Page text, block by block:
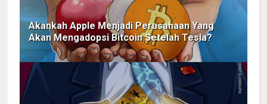
Akankah Apple Menjadi Perusahaan Yang
Akan Mengadopsi Bitcoin Setelah Tesla?